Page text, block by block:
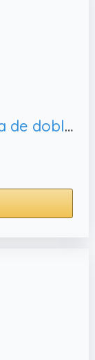
2 rollos de cinta de espuma de doble cara de color blanco de espuma de polietileno, cinta adhesiva de montaje suave